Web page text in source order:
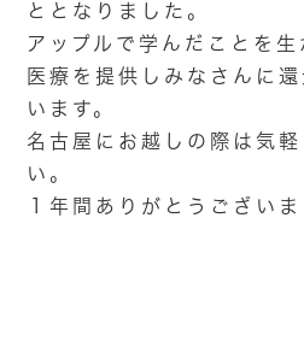
ととなりました。
アップルで学んだことを
医療を提供しみなさんに
います。
名古屋にお越しの際は気
い。
１年間ありがとうございま